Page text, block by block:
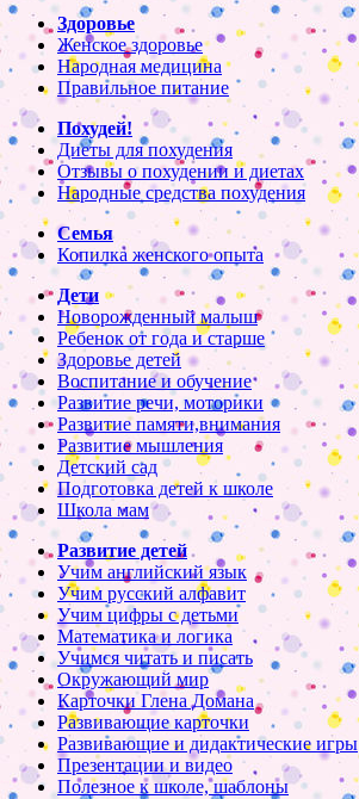
Здоровье
Женское здоровье
Народная медицина
Правильное питание
Похудей!
Диеты для похудения
Отзывы о похудении и диетах
Народные средства похудения
Семья
Копилка женского опыта
Дети
Новорожденный малыш
Ребенок от года и старше
Здоровье детей
Воспитание и обучение
Развитие речи, моторики
Развитие памяти,внимания
Развитие мышления
Детский сад
Подготовка детей к школе
Школа мам
Развитие детей
Учим английский язык
Учим русский алфавит
Учим цифры с детьми
Математика и логика
Учимся читать и писать
Окружающий мир
Карточки Глена Домана
Развивающие карточки
Развивающие и дидактические игры
Презентации и видео
Полезное к школе, шаблоны